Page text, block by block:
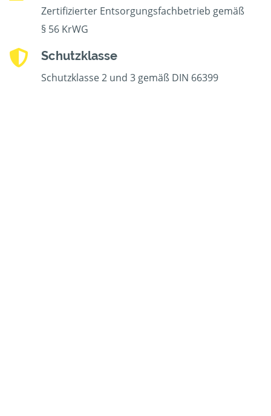
Zertifizierter Entsorgungsfachbetrieb gemäß
§ 56 KrWG
Schutzklasse
Schutzklasse 2 und 3 gemäß DIN 66399